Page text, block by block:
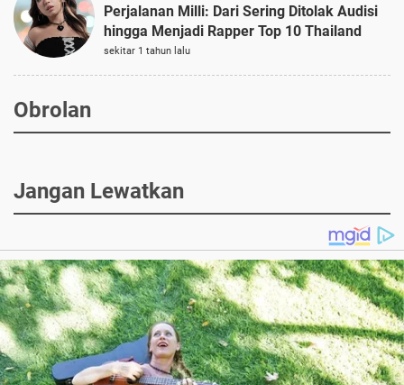
Perjalanan Milli: Dari Sering Ditolak Audisi
hingga Menjadi Rapper Top 10 Thailand
sekitar 1 tahun lalu
Obrolan
Jangan Lewatkan